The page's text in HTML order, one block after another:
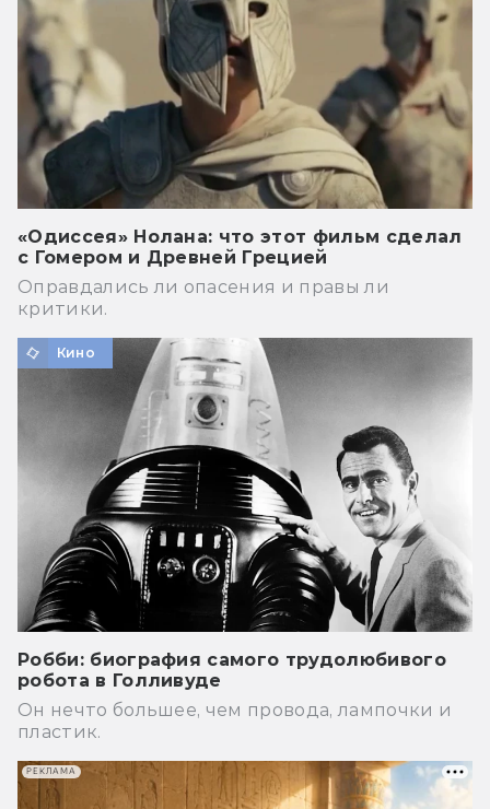
«Одиссея» Нолана: что этот фильм сделал
с Гомером и Древней Грецией
Оправдались ли опасения и правы ли
критики.
Кино
Робби: биография самого трудолюбивого
робота в Голливуде
Он нечто большее, чем провода, лампочки и
пластик.
РЕКЛАМА